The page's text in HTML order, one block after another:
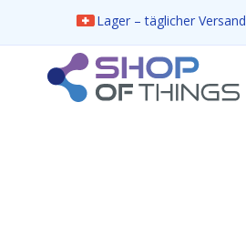
Lager – täglicher Versand
ShopOfThings